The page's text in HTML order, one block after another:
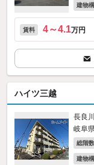
建物
賃料 4～4.1万円
ハイツ三越
長良
岐阜
総階数
建物